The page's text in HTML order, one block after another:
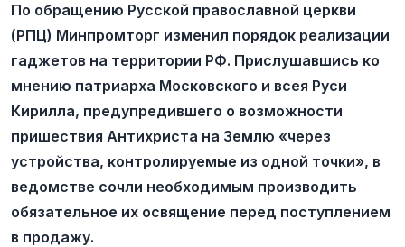
По обращению Русской православной церкви
(РПЦ) Минпромторг изменил порядок реализации
гаджетов на территории РФ. Прислушавшись ко
мнению патриарха Московского и всея Руси
Кирилла, предупредившего о возможности
пришествия Антихриста на Землю «через
устройства, контролируемые из одной точки», в
ведомстве сочли необходимым производить
обязательное их освящение перед поступлением
в продажу.